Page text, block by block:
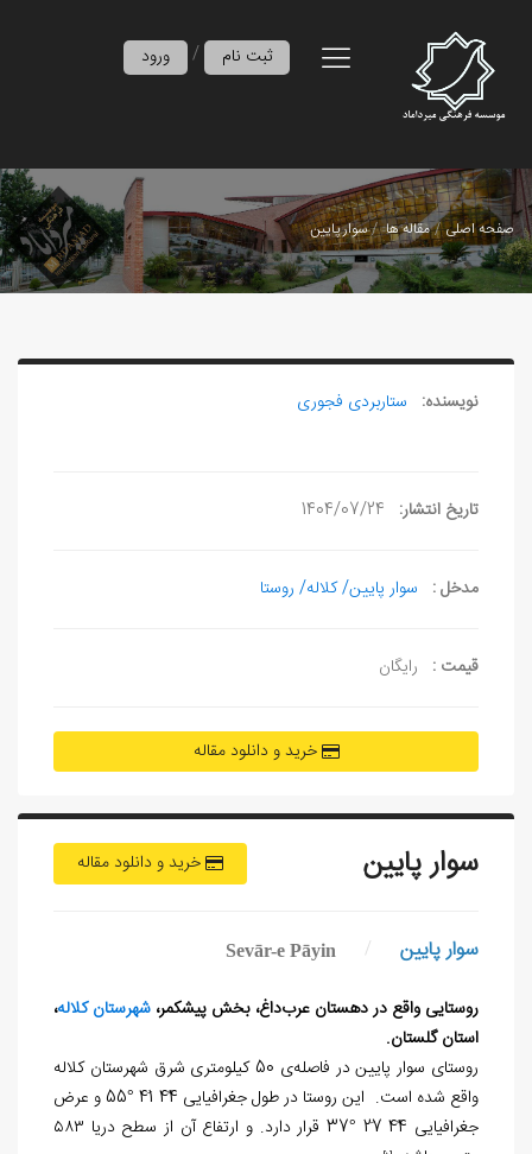
ورود / ثبت نام
صفحه اصلی مقاله ها سوار پایین
نویسنده: ستاربردی فجوری
تاریخ انتشار: 1404/07/24
مدخل : سوار پایین/ کلاله/ روستا
قیمت : رایگان
خرید و دانلود مقاله
خرید و دانلود مقاله سوار پایین
سوار پایین /
Sevār-e Pāyin
روستایی واقع در دهستان عرب‌داغ، بخش پیشکمر، شهرستان کلاله،
استان گلستان.
روستای سوار پایین در فاصله‌ی 50 کیلومتری شرق شهرستان کلاله
واقع شده است. این روستا در طول جغرافیایی 44ً 41َ °55 و عرض
جغرافیایی 44ً 27َ °37 قرار دارد. و ارتفاع آن از سطح دریا ۵۸۳